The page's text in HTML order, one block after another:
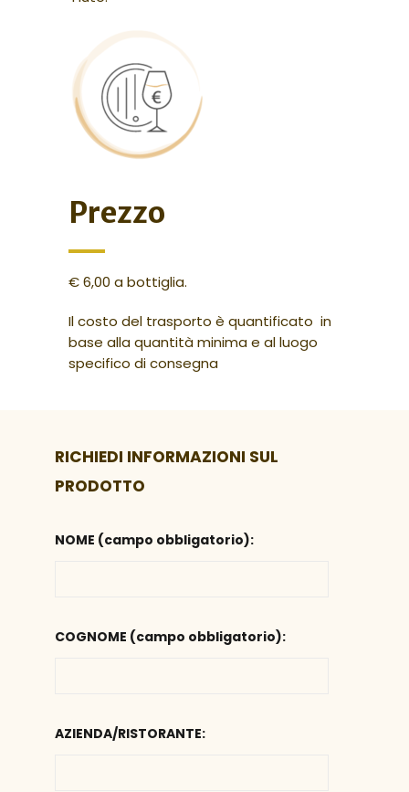
Prezzo
€ 6,00 a bottiglia.
Il costo del trasporto è quantificato in
base alla quantità minima e al luogo
specifico di consegna
RICHIEDI INFORMAZIONI SUL
PRODOTTO
NOME (campo obbligatorio):
COGNOME (campo obbligatorio):
AZIENDA/RISTORANTE: